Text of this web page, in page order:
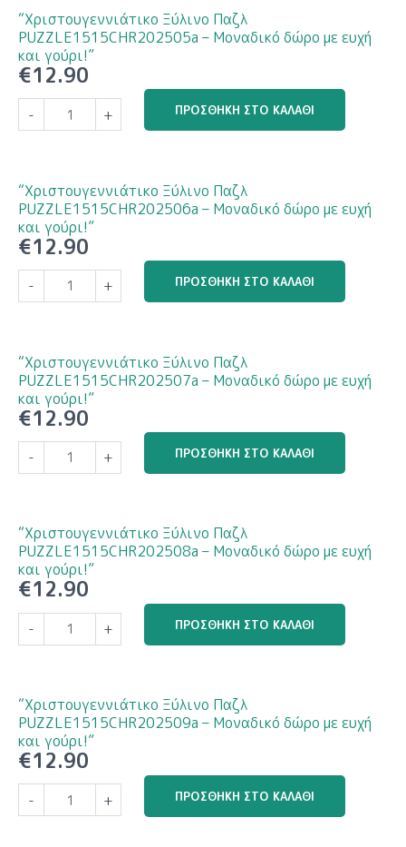
–
Μοναδικό
δώρο
με
ευχή
και
γούρι!”
“Χριστουγεννιάτικο Ξύλινο Παζλ
PUZZLE1515CHR202505a – Μοναδικό δώρο με ευχή
και γούρι!”
€12.90
-
“Χριστουγεννιάτικο
Ξύλινο
–
Μοναδικό
δώρο
με
ευχή
και
γούρι!”
+ ΠΡΟΣΘΉΚΗ ΣΤΟ ΚΑΛΆΘΙ
“Χριστουγεννιάτικο Ξύλινο Παζλ
PUZZLE1515CHR202506a – Μοναδικό δώρο με ευχή
και γούρι!”
€12.90
-
“Χριστουγεννιάτικο
Ξύλινο
–
Μοναδικό
δώρο
με
ευχή
και
γούρι!”
+ ΠΡΟΣΘΉΚΗ ΣΤΟ ΚΑΛΆΘΙ
“Χριστουγεννιάτικο Ξύλινο Παζλ
PUZZLE1515CHR202507a – Μοναδικό δώρο με ευχή
και γούρι!”
€12.90
-
“Χριστουγεννιάτικο
Ξύλινο
–
Μοναδικό
δώρο
με
ευχή
και
γούρι!”
+ ΠΡΟΣΘΉΚΗ ΣΤΟ ΚΑΛΆΘΙ
“Χριστουγεννιάτικο Ξύλινο Παζλ
PUZZLE1515CHR202508a – Μοναδικό δώρο με ευχή
και γούρι!”
€12.90
-
“Χριστουγεννιάτικο
Ξύλινο
–
Μοναδικό
δώρο
με
ευχή
και
γούρι!”
+ ΠΡΟΣΘΉΚΗ ΣΤΟ ΚΑΛΆΘΙ
“Χριστουγεννιάτικο Ξύλινο Παζλ
PUZZLE1515CHR202509a – Μοναδικό δώρο με ευχή
και γούρι!”
€12.90
-
“Χριστουγεννιάτικο
Ξύλινο
+ ΠΡΟΣΘΉΚΗ ΣΤΟ ΚΑΛΆΘΙ